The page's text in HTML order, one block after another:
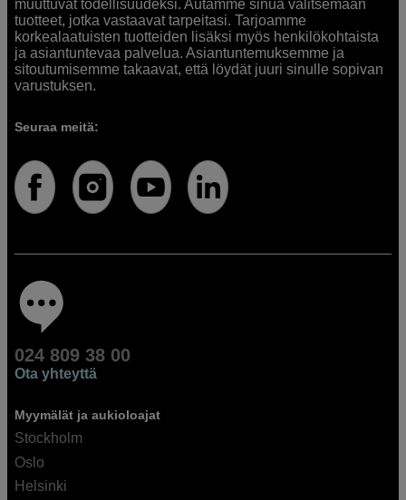
muuttuvat todellisuudeksi. Autamme sinua valitsemaan
tuotteet, jotka vastaavat tarpeitasi. Tarjoamme
korkealaatuisten tuotteiden lisäksi myös henkilökohtaista
ja asiantuntevaa palvelua. Asiantuntemuksemme ja
sitoutumisemme takaavat, että löydät juuri sinulle sopivan
varustuksen.
Seuraa meitä:
024 809 38 00
Ota yhteyttä
Myymälät ja aukioloajat
Stockholm
Oslo
Helsinki